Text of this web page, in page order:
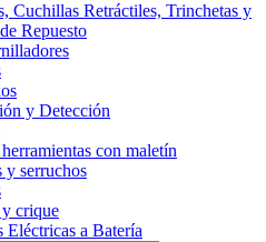
Cuchillas Retráctiles, Trinchetas y
Repuesto
y Detección
herramientas con maletín
y serruchos
crique
Eléctricas a Batería